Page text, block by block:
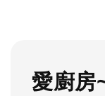
愛廚房